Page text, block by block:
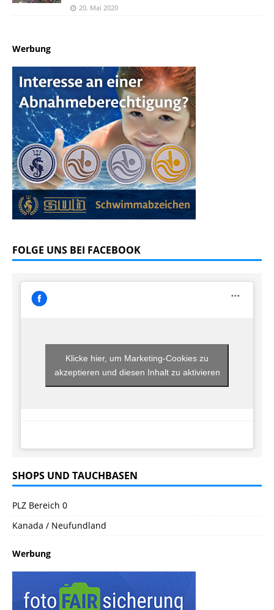
20. Mai 2020
Werbung
FOLGE UNS BEI FACEBOOK
Klicke hier, um Marketing-Cookies zu
akzeptieren und diesen Inhalt zu aktivieren
SHOPS UND TAUCHBASEN
PLZ Bereich 0
Kanada / Neufundland
Werbung